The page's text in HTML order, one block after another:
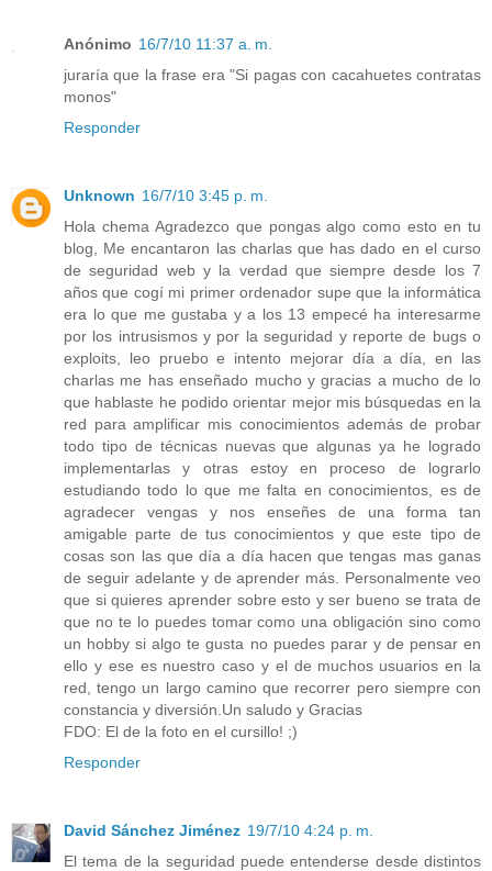
Anónimo 16/7/10 11:37 a. m.
juraría que la frase era "Si pagas con cacahuetes contratas
monos"
Responder
Unknown 16/7/10 3:45 p. m.
Hola chema Agradezco que pongas algo como esto en tu
blog, Me encantaron las charlas que has dado en el curso
de seguridad web y la verdad que siempre desde los 7
años que cogí mi primer ordenador supe que la informática
era lo que me gustaba y a los 13 empecé ha interesarme
por los intrusismos y por la seguridad y reporte de bugs o
exploits, leo pruebo e intento mejorar día a día, en las
charlas me has enseñado mucho y gracias a mucho de lo
que hablaste he podido orientar mejor mis búsquedas en la
red para amplificar mis conocimientos además de probar
todo tipo de técnicas nuevas que algunas ya he logrado
implementarlas y otras estoy en proceso de lograrlo
estudiando todo lo que me falta en conocimientos, es de
agradecer vengas y nos enseñes de una forma tan
amigable parte de tus conocimientos y que este tipo de
cosas son las que día a día hacen que tengas mas ganas
de seguir adelante y de aprender más. Personalmente veo
que si quieres aprender sobre esto y ser bueno se trata de
que no te lo puedes tomar como una obligación sino como
un hobby si algo te gusta no puedes parar y de pensar en
ello y ese es nuestro caso y el de muchos usuarios en la
red, tengo un largo camino que recorrer pero siempre con
constancia y diversión.Un saludo y Gracias
FDO: El de la foto en el cursillo! ;)
Responder
David Sánchez Jiménez 19/7/10 4:24 p. m.
El tema de la seguridad puede entenderse desde distintos